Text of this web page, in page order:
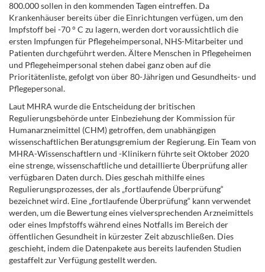
800.000 sollen in den kommenden Tagen eintreffen. Da
Krankenhäuser bereits über die Einrichtungen verfügen, um den
Impfstoff bei -70 ° C zu lagern, werden dort voraussichtlich die
ersten Impfungen für Pflegeheimpersonal, NHS-Mitarbeiter und
Patienten durchgeführt werden. Ältere Menschen in Pflegeheimen
und Pflegeheimpersonal stehen dabei ganz oben auf die
Prioritätenliste, gefolgt von über 80-Jährigen und Gesundheits- und
Pflegepersonal.
Laut MHRA wurde die Entscheidung der britischen
Regulierungsbehörde unter Einbeziehung der Kommission für
Humanarzneimittel (CHM) getroffen, dem unabhängigen
wissenschaftlichen Beratungsgremium der Regierung. Ein Team von
MHRA-Wissenschaftlern und -Klinikern führte seit Oktober 2020
eine strenge, wissenschaftliche und detaillierte Überprüfung aller
verfügbaren Daten durch. Dies geschah mithilfe eines
Regulierungsprozesses, der als „fortlaufende Überprüfung“
bezeichnet wird. Eine „fortlaufende Überprüfung“ kann verwendet
werden, um die Bewertung eines vielversprechenden Arzneimittels
oder eines Impfstoffs während eines Notfalls im Bereich der
öffentlichen Gesundheit in kürzester Zeit abzuschließen. Dies
geschieht, indem die Datenpakete aus bereits laufenden Studien
gestaffelt zur Verfügung gestellt werden.